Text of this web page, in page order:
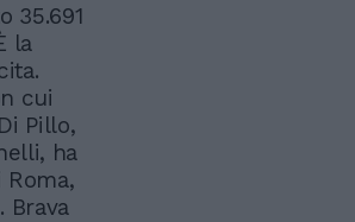
35.691
la
cui
Pillo,
ha
Brava